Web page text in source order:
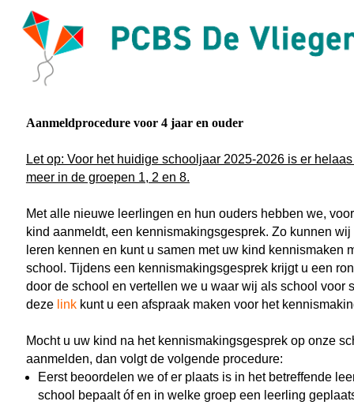
Aanmeldprocedure voor 4 jaar en ouder
Let op: Voor het huidige schooljaar 2025-2026 is er
meer in de groepen 1, 2 en 8.
Met alle nieuwe leerlingen en hun ouders hebben we,
kind aanmeldt, een kennismakingsgesprek. Zo kunnen wij
leren kennen en kunt u samen met uw kind kennismaken
school. Tijdens een kennismakingsgesprek krijgt u een
door de school en vertellen we u waar wij als school voor
deze linkkunt u een afspraak maken voor het
Mocht u uw kind na het kennismakingsgesprek op onze
aanmelden, dan volgt de volgende procedure:
Eerst beoordelen we of er plaats is in het betreffende
school bepaalt óf en in welke groep een leerling